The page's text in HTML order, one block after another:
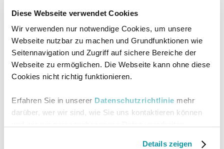
Diese Webseite verwendet Cookies
Wir verwenden nur notwendige Cookies, um unsere
Webseite nutzbar zu machen und Grundfunktionen wie
Seitennavigation und Zugriff auf sichere Bereiche der
Webseite zu ermöglichen. Die Webseite kann ohne diese
Cookies nicht richtig funktionieren.
Erfahren Sie in unserer Datenschutzrichtlinie mehr
darüber, wer wir sind, wie Sie uns kontaktieren können
Details zeigen